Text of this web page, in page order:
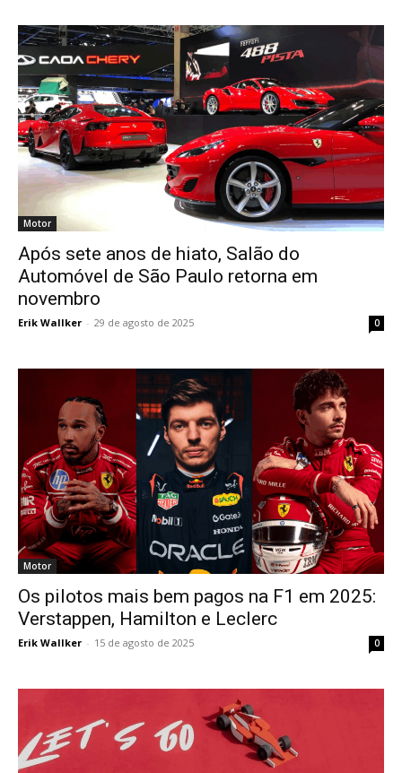
Motor
Após sete anos de hiato, Salão do
Automóvel de São Paulo retorna em
novembro
Erik Wallker - 29 de agosto de 2025 0
Motor
Os pilotos mais bem pagos na F1 em 2025:
Verstappen, Hamilton e Leclerc
Erik Wallker - 15 de agosto de 2025 0